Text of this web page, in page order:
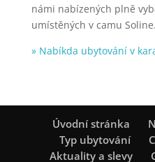
námi nabízených plně
umístěných v camu
» Nabíkda ubytování v
Úvodní stránka
Typ ubytování
Aktuality a slevy